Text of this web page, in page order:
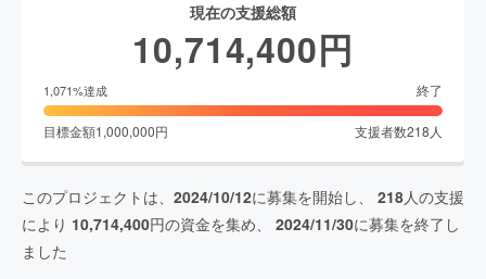
現在の支援総額
10,714,400円
1,071%達成 終了
目標金額1,000,000円 支援者数218 人
このプロジェクトは、 2024/10/12に募集を開始し、 218人の支援
により 10,714,400円の資金を集め、 2024/11/30に募集を終了し
ました